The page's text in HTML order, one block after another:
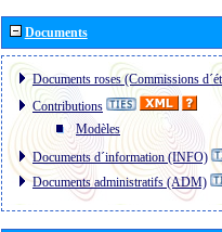
Documents
Documents roses (Commissions
Contributions
Modèles
Documents d´information (INFO)
Documents administratifs (ADM)